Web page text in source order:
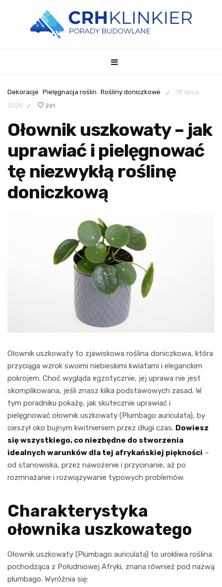
Dekoracje Pielęgnacja roślin Rośliny doniczkowe /
18 lipca
2025
/ 261
Ołownik uszkowaty – jak
uprawiać i pielęgnować
tę niezwykłą roślinę
doniczkową
Ołownik uszkowaty to zjawiskowa roślina doniczkowa, która
przyciąga wzrok swoimi niebieskimi kwiatami i eleganckim
pokrojem. Choć wygląda egzotycznie, jej uprawa nie jest
skomplikowana, jeśli znasz kilka podstawowych zasad. W
tym poradniku pokażę, jak skutecznie uprawiać i
pielęgnować ołownik uszkowaty (Plumbago auriculata), by
cieszył oko bujnym kwitnieniem przez długi czas. Dowiesz
się wszystkiego, co niezbędne do stworzenia
idealnych warunków dla tej afrykańskiej piękności –
od stanowiska, przez nawożenie i przycinanie, aż po
rozmnażanie i rozwiązywanie typowych problemów.
Charakterystyka
ołownika uszkowatego
Ołownik uszkowaty (Plumbago auriculata) to urokliwa roślina
pochodząca z Południowej Afryki, znana również pod nazwą
plumbago. Wyróżnia się: